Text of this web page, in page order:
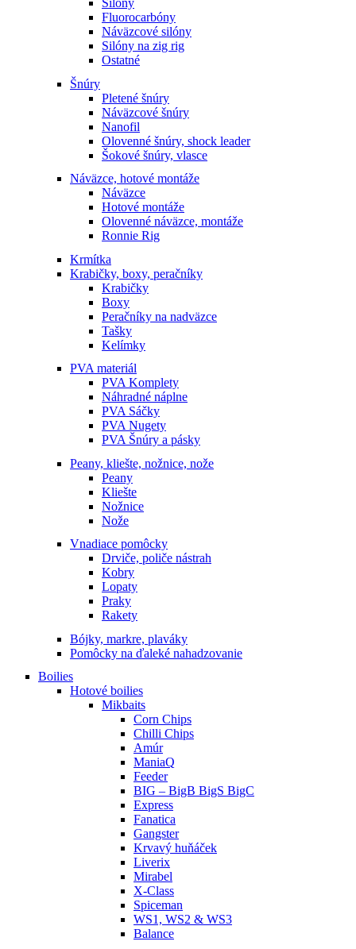
Silóny
Fluorocarbóny
Náväzcové silóny
Silóny na zig rig
Ostatné
Šnúry
Pletené šnúry
Náväzcové šnúry
Nanofil
Olovenné šnúry, shock leader
Šokové šnúry, vlasce
Náväzce, hotové montáže
Náväzce
Hotové montáže
Olovenné náväzce, montáže
Ronnie Rig
Krmítka
Krabičky, boxy, peračníky
Krabičky
Boxy
Peračníky na nadväzce
Tašky
Kelímky
PVA materiál
PVA Komplety
Náhradné náplne
PVA Sáčky
PVA Nugety
PVA Šnúry a pásky
Peany, kliešte, nožnice, nože
Peany
Kliešte
Nožnice
Nože
Vnadiace pomôcky
Drviče, poliče nástrah
Kobry
Lopaty
Praky
Rakety
Bójky, markre, plaváky
Pomôcky na ďaleké nahadzovanie
Boilies
Hotové boilies
Mikbaits
Corn Chips
Chilli Chips
Amúr
ManiaQ
Feeder
BIG – BigB BigS BigC
Express
Fanatica
Gangster
Krvavý huňáček
Liverix
Mirabel
X-Class
Spiceman
WS1, WS2 & WS3
Balance